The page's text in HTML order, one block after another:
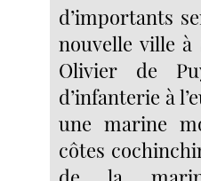
d’importants
nouvelle ville
Olivier de
d’infanterie à
une marine
côtes